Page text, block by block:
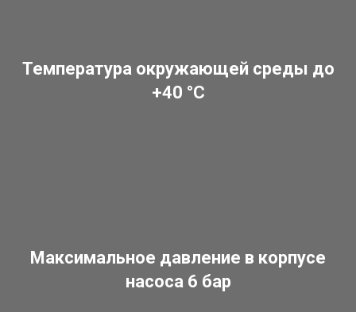
Температура окружающей среды до
+40 °C
Максимальное давление в корпусе
насоса 6 бар